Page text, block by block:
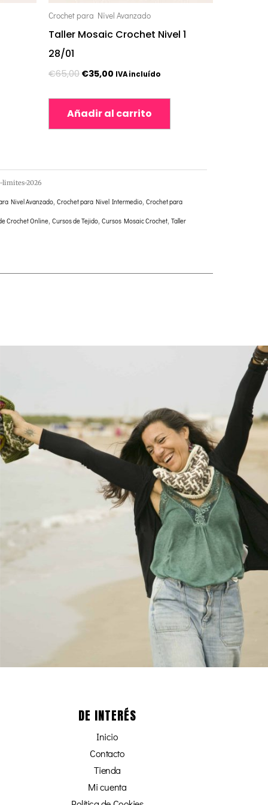
Crochet para Nivel Avanzado
Taller Mosaic Crochet Nivel 1
28/01
€65,00 €35,00 IVA incluído
Añadir al carrito
2026
Nivel Avanzado, Crochet para Nivel Intermedio, Crochet para
Crochet Online, Cursos de Tejido, Cursos Mosaic Crochet, Taller
DE INTERÉS
Inicio
Contacto
Tienda
Mi cuenta